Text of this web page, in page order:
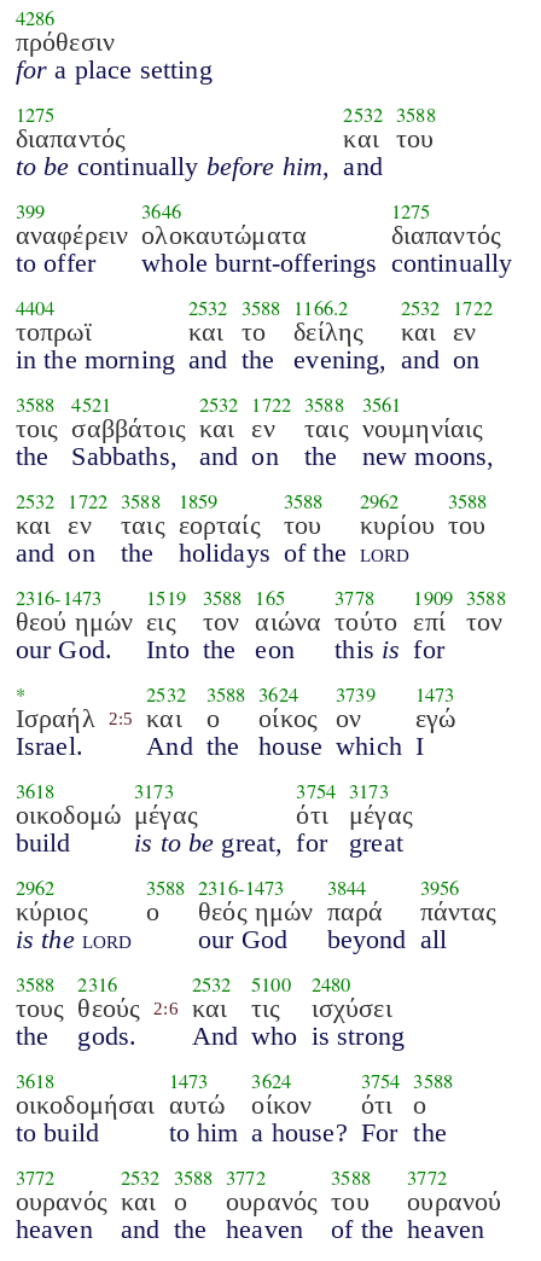
4286
πρόθεσιν
for a place setting
1275
διαπαντός
to be continually before him,
2532
και
and
3588
του
399
αναφέρειν
to offer
3646
ολοκαυτώματα
whole burnt-offerings
1275
διαπαντός
continually
4404
τοπρωϊ
in the morning
2532
και
and
3588
το
the
1166.2
δείλης
evening,
2532
και
and
1722
εν
on
3588
τοις
the
4521
σαββάτοις
Sabbaths,
2532
και
and
1722
εν
on
3588
ταις
the
3561
νουμηνίαις
new moons,
2532
και
and
1722
εν
on
3588
ταις
the
1859
εορταίς
holidays
3588
του
of the
2962
κυρίου
lord
3588
του
2316-1473
θεού ημών
our God.
1519
εις
Into
3588
τον
the
165
αιώνα
eon
3778
τούτο
this is
1909
επί
for
3588
τον
*
Ισραήλ
Israel.
2:5
2532
και
And
3588
ο
the
3624
οίκος
house
3739
ον
which
1473
εγώ
I
3618
οικοδομώ
build
3173
μέγας
is to be great,
3754
ότι
for
3173
μέγας
great
2962
κύριος
is the lord
3588
ο
2316-1473
θεός ημών
our God
3844
παρά
beyond
3956
πάντας
all
3588
τους
the
2316
θεούς
gods.
2:6
2532
και
And
5100
τις
who
2480
ισχύσει
is strong
3618
οικοδομήσαι
to build
1473
αυτώ
to him
3624
οίκον
a house?
3754
ότι
For
3588
ο
the
3772
ουρανός
heaven
2532
και
and
3588
ο
the
3772
ουρανός
heaven
3588
του
of the
3772
ουρανού
heaven